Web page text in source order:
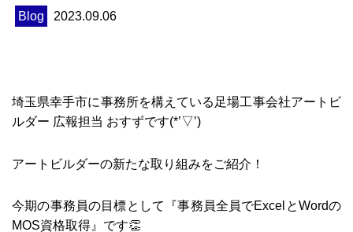
Blog 2023.09.06
埼玉県幸手市に事務所を構えている足場工事会社アートビ
ルダー 広報担当 おすずです(*’▽’)
アートビルダーの新たな取り組みをご紹介！
今期の事務員の目標として『事務員全員でExcelとWordの
MOS資格取得』です👏